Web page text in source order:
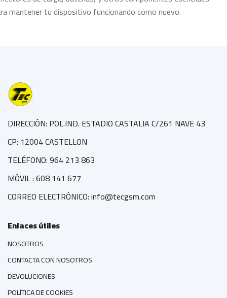
mantener tu dispositivo funcionando como nuevo.
DIRECCIÓN: POL.IND. ESTADIO CASTALIA C/261 NAVE 43
CP: 12004 CASTELLON
TELÉFONO: 964 213 863
MÓVIL : 608 141 677
CORREO ELECTRÓNICO: info@tecgsm.com
Enlaces útiles
NOSOTROS
CONTACTA CON NOSOTROS
DEVOLUCIONES
POLÍTICA DE COOKIES